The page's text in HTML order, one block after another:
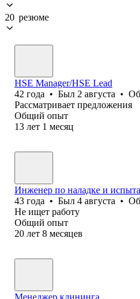
20 резюме
HSE Manager/HSE Lead
42 года • Был 2 августа •
Рассматривает предложения
Общий опыт
13 лет 1 месяц
Инженер по наладке и
43 года • Был 4 августа •
Не ищет работу
Общий опыт
20 лет 8 месяцев
Менеджер клининга